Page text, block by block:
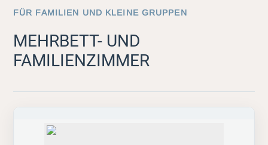
FÜR FAMILIEN UND KLEINE GRUPPEN
MEHRBETT- UND
FAMILIENZIMMER